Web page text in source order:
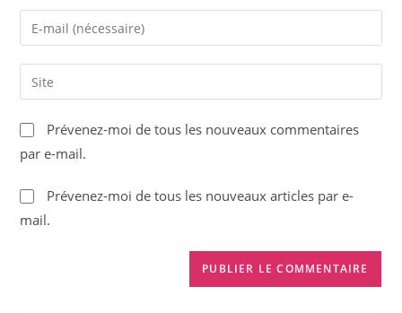
name
comment
Enter
your
email
address
comment
Saisir
l’URL
de
votre
site
(facultatif)
Prévenez-moi de tous les nouveaux commentaires
par e-mail.
Prévenez-moi de tous les nouveaux articles par e-
mail.